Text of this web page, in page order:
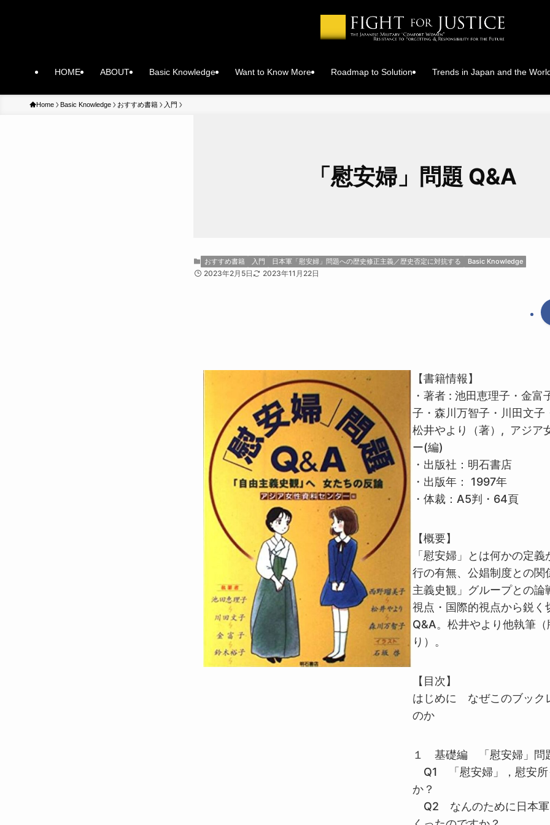
HOME ABOUT Basic Knowledge Want to Know More Roadmap to Solution Trends in Japan and the
Home Basic Knowledge おすすめ書籍 入門
「慰安婦」問題 Q&A
おすすめ書籍 入門 日本軍「慰安婦」問題への歴史修正主義／歴史否定に対抗する Basic Knowledge
2023年2月5日 2023年11月22日
【書籍情報】
・著者 : 池田恵理子・金富
子・森川万智子・川田文子
松井やより（著）, アジア
ー(編)
・出版社：明石書店
・出版年： 1997年
・体裁：A5判・64頁
【概要】
「慰安婦」とは何かの定
行の有無、公娼制度との関
主義史観」グループとの論
視点・国際的視点から鋭く
Q&A。松井やより他執筆
り）。
【目次】
はじめに なぜこのブック
のか
１ 基礎編 「慰安婦」問
Q1 「慰安婦」，慰安所
か？
Q2 なんのために日本軍